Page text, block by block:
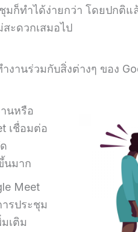
มก็ทำได้ง่ายกว่า โดยปกติ
ะดวกเสมอไป
งานร่วมกับสิ่งต่างๆ ของ
นหรือ
เชื่อมต่อ
นมาก
Meet
รประชุม
เติม